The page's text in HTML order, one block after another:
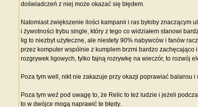
doświadczeń z niej może okazać się błędem.
Natomiast zwiększenie ilości kampanii i ras byłoby
i żywotności trybu single, który z tego co widziałem stanowi
lig to niezbyt użyteczne, ale niestety 90% nabywców i fanów
przez komputer wspólnie z kumplem brzmi bardzo
rozgrywek ligowych, tylko fajną rozrywkę na wieczór, to rozwój
Poza tym well, nikt nie zakazuje przy okazji poprawiać balansu
Poza tym weź pod uwagę to, że Relic to też ludzie i jeżeli
to w dwójce mogą naprawić te błędy.